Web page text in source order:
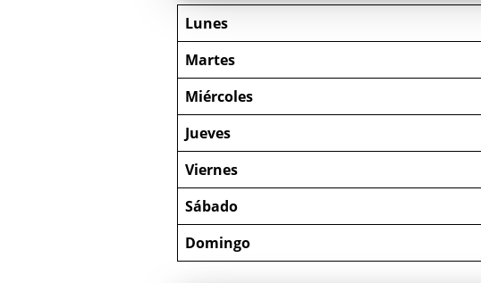
Lunes
Martes
Miércoles
Jueves
Viernes
Sábado
Domingo